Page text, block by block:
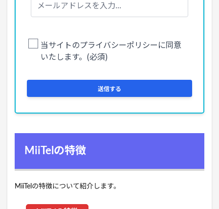
MiiTelの特徴
MiiTelの特徴について紹介します。